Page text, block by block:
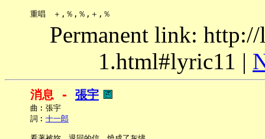
Permanent link:
1.html#lyric11 |
消息 - 張宇
     曲︰張宇
     詞︰
十一郎